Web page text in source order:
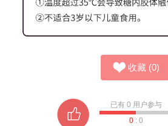
收藏 (0)
已有 0 用户参与
0: 0